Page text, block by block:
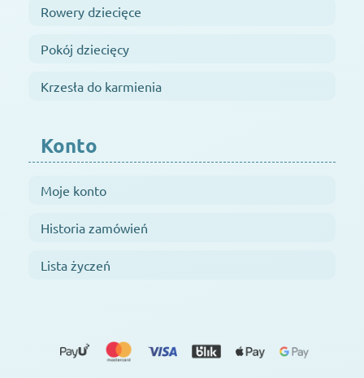
Rowery dziecięce
Pokój dziecięcy
Krzesła do karmienia
Konto
Moje konto
Historia zamówień
Lista życzeń